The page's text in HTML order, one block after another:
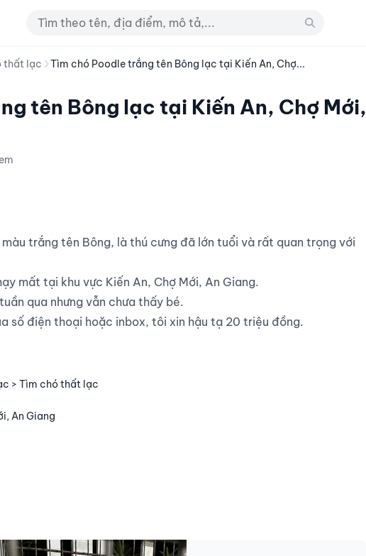
thất lạc Tìm chó Poodle trắng tên Bông lạc tại Kiến An, Chợ...
tên Bông lạc tại Kiến An, Chợ Mới,
mất tại khu vực Kiến An, Chợ Mới, An Giang.
qua nhưng vẫn chưa thấy bé.
số điện thoại hoặc inbox, tôi xin hậu tạ 20 triệu đồng.
> Tìm chó thất lạc
An Giang